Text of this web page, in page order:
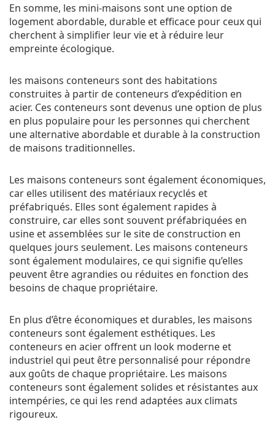
En somme, les mini-maisons sont une option de
logement abordable, durable et efficace pour ceux qui
cherchent à simplifier leur vie et à réduire leur
empreinte écologique.
les maisons conteneurs sont des habitations
construites à partir de conteneurs d’expédition en
acier. Ces conteneurs sont devenus une option de plus
en plus populaire pour les personnes qui cherchent
une alternative abordable et durable à la construction
de maisons traditionnelles.
Les maisons conteneurs sont également économiques,
car elles utilisent des matériaux recyclés et
préfabriqués. Elles sont également rapides à
construire, car elles sont souvent préfabriquées en
usine et assemblées sur le site de construction en
quelques jours seulement. Les maisons conteneurs
sont également modulaires, ce qui signifie qu’elles
peuvent être agrandies ou réduites en fonction des
besoins de chaque propriétaire.
En plus d’être économiques et durables, les maisons
conteneurs sont également esthétiques. Les
conteneurs en acier offrent un look moderne et
industriel qui peut être personnalisé pour répondre
aux goûts de chaque propriétaire. Les maisons
conteneurs sont également solides et résistantes aux
intempéries, ce qui les rend adaptées aux climats
rigoureux.